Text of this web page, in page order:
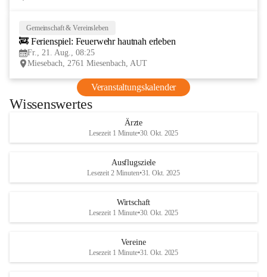
Gemeinschaft & Vereinsleben
🚒 Ferienspiel: Feuerwehr hautnah erleben
Fr., 21. Aug., 08:25
Miesebach, 2761 Miesenbach, AUT
Veranstaltungskalender
Wissenswertes
Ärzte
Lesezeit 1 Minute•30. Okt. 2025
Ausflugsziele
Lesezeit 2 Minuten•31. Okt. 2025
Wirtschaft
Lesezeit 1 Minute•30. Okt. 2025
Vereine
Lesezeit 1 Minute•31. Okt. 2025